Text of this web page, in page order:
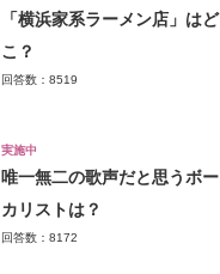
「横浜家系ラーメン店」はど
こ？
回答数：8519
実施中
唯一無二の歌声だと思うボー
カリストは？
回答数：8172